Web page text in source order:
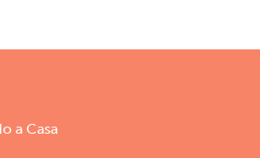
a Casa